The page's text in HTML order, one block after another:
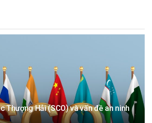
Thượng Hải (SCO) và vấn đề an ninh